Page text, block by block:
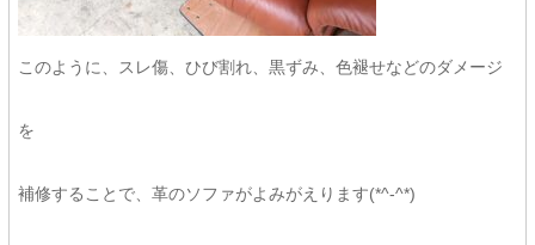
このように、スレ傷、ひび割れ、黒ずみ、色褪せなどのダメージ
を
補修することで、革のソファがよみがえります(*^-^*)